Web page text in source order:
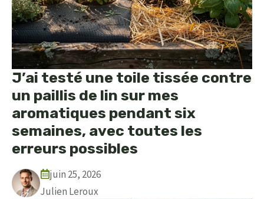
J’ai testé une toile tissée contre
un paillis de lin sur mes
aromatiques pendant six
semaines, avec toutes les
erreurs possibles
juin 25, 2026
Julien Leroux